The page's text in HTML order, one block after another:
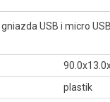
USB i micro
plastik